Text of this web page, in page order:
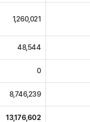
1,260,021
48,544
0
8,746,239
13,176,602